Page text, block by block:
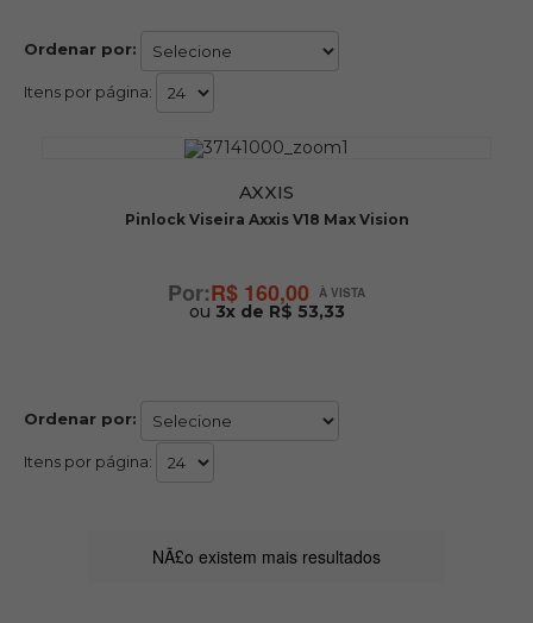
Ordenar por:
Itens por página:
AXXIS
Pinlock Viseira Axxis V18 Max Vision
R$ 160,00
ou 3x de R$ 53,33
Ordenar por:
Itens por página:
NÃ£o existem mais resultados